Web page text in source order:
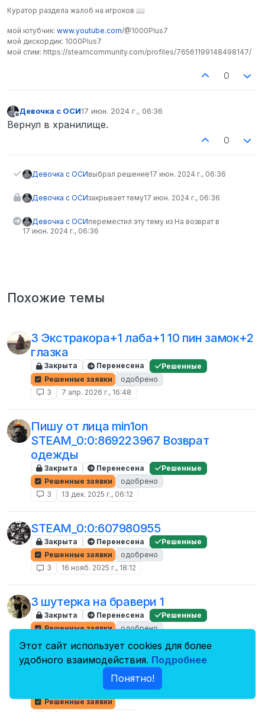
Куратор раздела жалоб на игроков 📖
мой ютубчик: www.youtube.com/@1000Plus7
мой дискордик: 1000Plus7
мой стим: https://steamcommunity.com/profiles/76561199148498147/
0
Девочка с ОСИ17 июн. 2024 г., 06:36
отредактировано
Вернул в хранилище.
0
Девочка с ОСИвыбрал решение17 июн. 2024 г., 06:36
Девочка с ОСИзакрывает тему17 июн. 2024 г., 06:36
Девочка с ОСИпереместил эту тему из На возврат в
17 июн. 2024 г., 06:36
Похожие темы
3 Экстракора+1 лаба+1 10 пин замок+2
глазка
Закрыта Перенесена
Решенные
Решенные заявки
одобрено
3
7 апр. 2026 г., 16:48
Пишу от лица min1on
STEAM_0:0:869223967 Возврат
одежды
Закрыта Перенесена
Решенные
Решенные заявки
одобрено
3
13 дек. 2025 г., 06:12
STEAM_0:0:607980955
Закрыта Перенесена
Решенные
Решенные заявки
одобрено
3
16 нояб. 2025 г., 18:12
3 шутерка на бравери 1
Закрыта Перенесена
Решенные
Решенные заявки
одобрено
STEAM_0:1:640133431
Перенесена
Решенные
Решенные заявки
Этот сайт использует cookies для более
удобного взаимодействия. Подробнее
Понятно!